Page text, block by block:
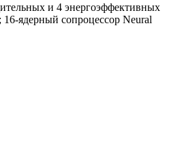
и 4 энергоэффективных
ядерный сопроцессор Neural